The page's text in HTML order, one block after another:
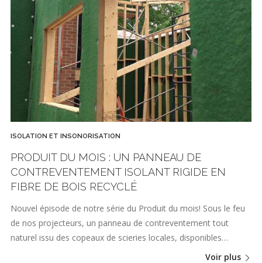
ISOLATION ET INSONORISATION
PRODUIT DU MOIS : UN PANNEAU DE
CONTREVENTEMENT ISOLANT RIGIDE EN
FIBRE DE BOIS RECYCLÉ
Nouvel épisode de notre série du Produit du mois! Sous le feu
de nos projecteurs, un panneau de contreventement tout
naturel issu des copeaux de scieries locales, disponibles…
Voir plus